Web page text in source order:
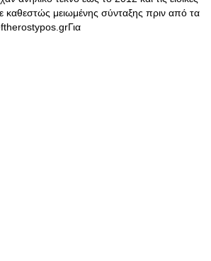
καθεστώς μειωμένης σύνταξης πριν από τα